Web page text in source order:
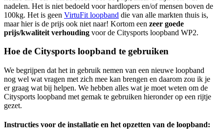
nadelen. Het is niet bedoeld voor hardlopers en/of mensen boven de
100kg. Het is geen VirtuFit loopband die van alle markten thuis is,
maar hier is de prijs ook niet naar! Kortom een zeer goede
prijs/kwaliteit verhouding voor de Citysports loopband WP2.
Hoe de Citysports loopband te gebruiken
We begrijpen dat het in gebruik nemen van een nieuwe loopband
nog wel wat vragen met zich mee kan brengen en daarom zou ik je
er graag wat bij helpen. We hebben alles wat je moet weten om de
Citysports loopband met gemak te gebruiken hieronder op een rijtje
gezet.
Instructies voor de installatie en het opzetten van de loopband: